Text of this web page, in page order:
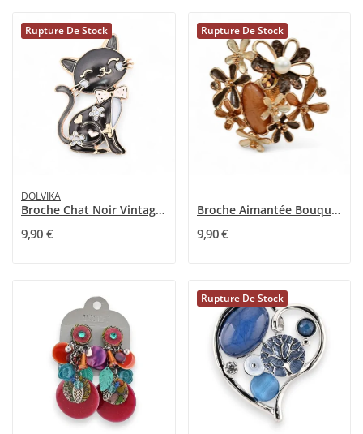
Rupture De Stock
DOLVIKA
Broche Chat Noir Vintage Aimantée Nœud Papillon...
9,90 €
Rupture De Stock
Broche Aimantée Bouquet Floral Vintage Pierre...
9,90 €
Rupture De Stock